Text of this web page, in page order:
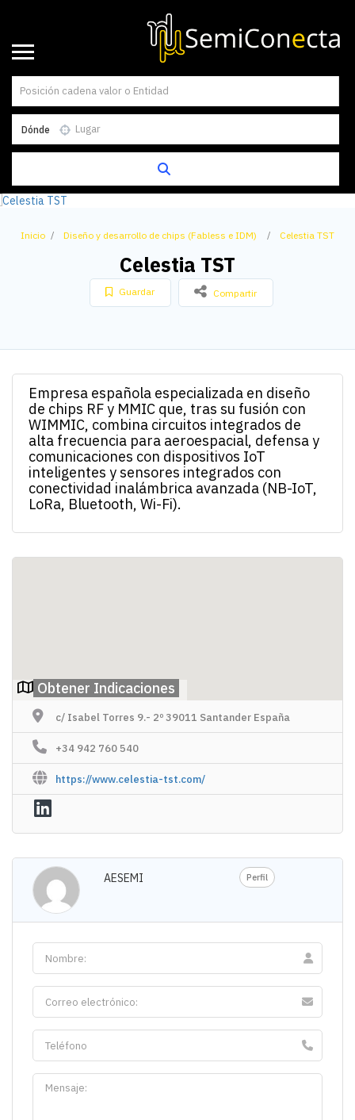
Dónde
Inicio Diseño y desarrollo de chips (Fabless e IDM) Celestia TST
Celestia TST
Guardar Compartir
Empresa española especializada en diseño
de chips RF y MMIC que, tras su fusión con
WIMMIC, combina circuitos integrados de
alta frecuencia para aeroespacial, defensa y
comunicaciones con dispositivos IoT
inteligentes y sensores integrados con
conectividad inalámbrica avanzada (NB-IoT,
LoRa, Bluetooth, Wi-Fi).
Obtener Indicaciones
c/ Isabel Torres 9.- 2º 39011 Santander España
+34 942 760 540
https://www.celestia-tst.com/
AESEMI Perfil